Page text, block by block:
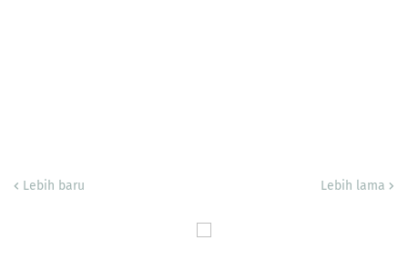
Lebih baru Lebih lama